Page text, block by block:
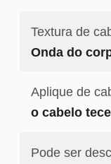
Textura de
Onda do
Aplique de
o cabelo tece
Pode ser